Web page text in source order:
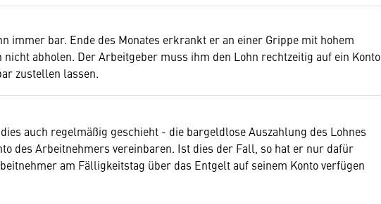
immer bar. Ende des Monates erkrankt er an einer Grippe mit hohem
nicht abholen. Der Arbeitgeber muss ihm den Lohn rechtzeitig auf ein Konto
zustellen lassen.
auch regelmäßig geschieht - die bargeldlose Auszahlung des Lohnes
des Arbeitnehmers vereinbaren. Ist dies der Fall, so hat er nur dafür
am Fälligkeitstag über das Entgelt auf seinem Konto verfügen